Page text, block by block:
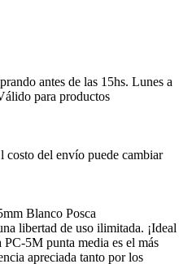
antes de las 15hs. Lunes a
para productos
costo del envío puede cambiar
Blanco Posca
libertad de uso ilimitada. ¡Ideal
5M punta media es el más
apreciada tanto por los